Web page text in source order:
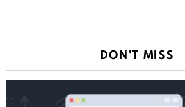
DON'T MISS